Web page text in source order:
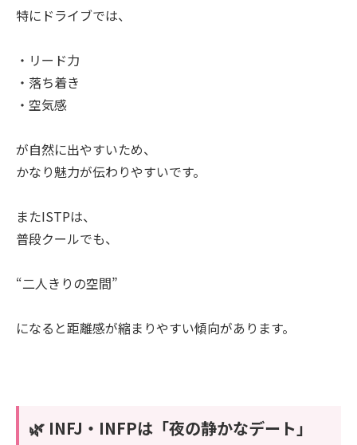
特にドライブでは、
・リード力
・落ち着き
・空気感
が自然に出やすいため、
かなり魅力が伝わりやすいです。
またISTPは、
普段クールでも、
“二人きりの空間”
になると距離感が縮まりやすい傾向があります。
🌿 INFJ・INFPは「夜の静かなデート」